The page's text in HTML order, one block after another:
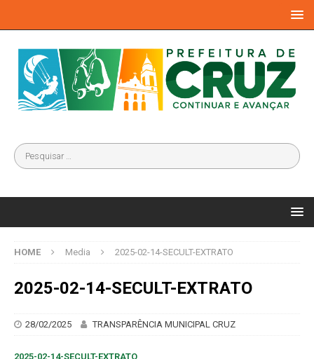
HOME Media 2025-02-14-SECULT-EXTRATO
2025-02-14-SECULT-EXTRATO
28/02/2025 TRANSPARÊNCIA MUNICIPAL CRUZ
2025-02-14-SECULT-EXTRATO